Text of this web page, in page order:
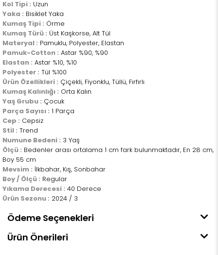
Kol Tipi : Uzun
Yaka : Bisiklet Yaka
Kumaş Tipi : Örme
Kumaş Türü : Üst Kaşkorse, Alt Tül
Materyal : Pamuklu, Polyester, Elastan
Pamuk-Cotton : Astar %90, %90
Elastan : Astar %10, %10
Polyester : Tül %100
Ürün Özellikleri : Çiçekli, Fiyonklu, Tüllü, Fırfırlı
Kumaş Kalınlığı : Orta Kalın
Yaş Grubu : Çocuk
Parça Sayısı : 1 Parça
Cep : Cepsiz
Stil : Trend
Numune Bedeni : 3 Yaş
Ölçü : Bedenler arası ortalama 1 cm fark bulunmaktadır, En 28 cm,
Boy 55 cm
Mevsim : İlkbahar, Kış, Sonbahar
Boy / Ölçü : Regular
Yıkama Derecesi : 40 Derece
Ürün Sezonu : 2024 / 3
Ödeme Seçenekleri
Ürün Önerileri